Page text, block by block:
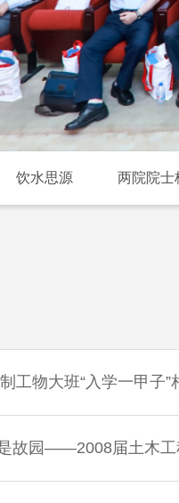
饮水思源 两院院士
工物大班“入学一甲子”
故园——2008届土木